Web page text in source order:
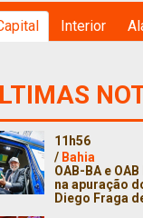
Interior
11h56
/ Bahia
OAB-BA e
na apuração
Diego Fraga